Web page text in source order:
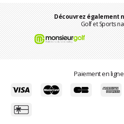
Découvrez également
Golf et Sports
Paiement en